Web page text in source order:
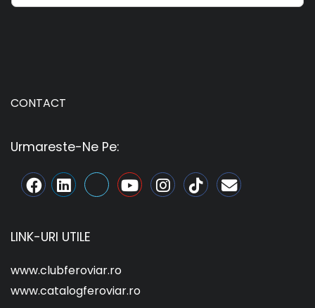
CONTACT
Urmareste-Ne Pe:
LINK-URI UTILE
www.clubferoviar.ro
www.catalogferoviar.ro